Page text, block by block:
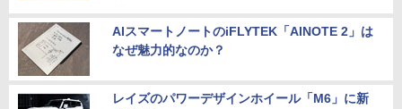
AIスマートノートのiFLYTEK「AINOTE 2」は
なぜ魅力的なのか？
レイズのパワーデザインホイール「M6」に新